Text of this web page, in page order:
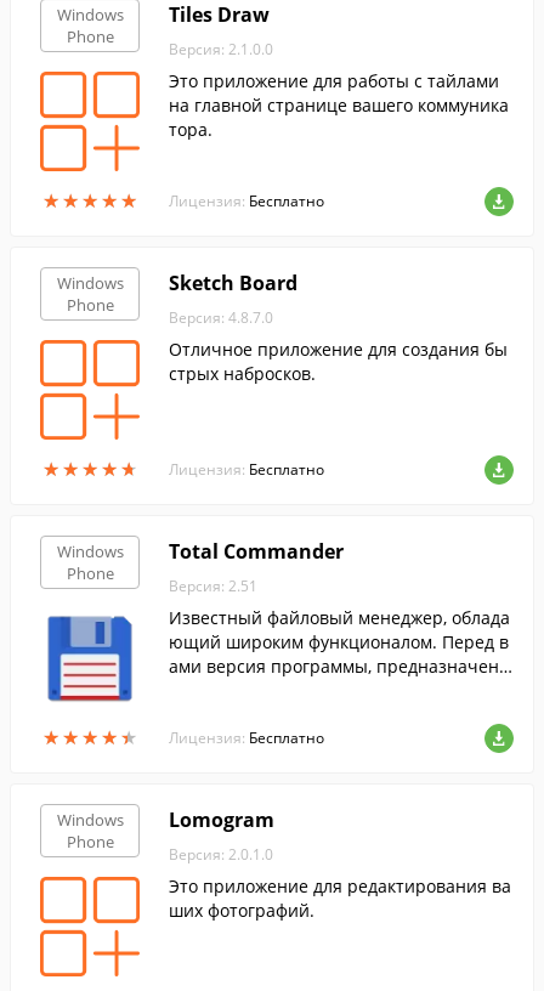
Windows
Phone
★★★★★
★★★★★
Tiles Draw
Версия: 2.1.0.0
Это приложение для работы с тайлами
на главной странице вашего коммуника
тора.
Лицензия: Бесплатно
Windows
Phone
★★★★★
★★★★★
Sketch Board
Версия: 4.8.7.0
Отличное приложение для создания бы
стрых набросков.
Лицензия: Бесплатно
Windows
Phone
★★★★★
★★★★★
Total Commander
Версия: 2.51
Известный файловый менеджер, облада
ющий широким функционалом. Перед в
ами версия программы, предназначенн
Лицензия: Бесплатно
Windows
Phone
Lomogram
Версия: 2.0.1.0
Это приложение для редактирования ва
ших фотографий.